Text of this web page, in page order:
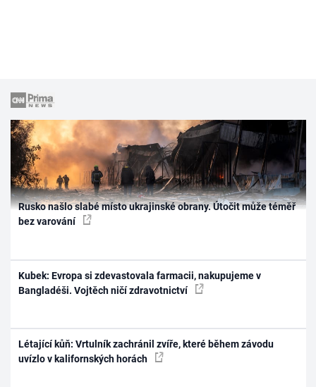
Rusko našlo slabé místo ukrajinské obrany. Útočit může téměř
bez varování
Kubek: Evropa si zdevastovala farmacii, nakupujeme v
Bangladéši. Vojtěch ničí zdravotnictví
Létající kůň: Vrtulník zachránil zvíře, které během závodu
uvízlo v kalifornských horách